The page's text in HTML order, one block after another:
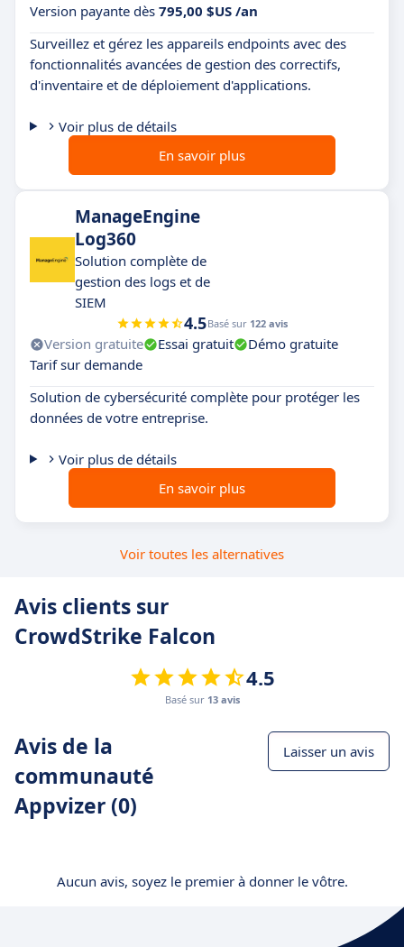
Version payante dès 795,00 $US /an
Surveillez et gérez les appareils endpoints avec des
fonctionnalités avancées de gestion des correctifs,
d'inventaire et de déploiement d'applications.
Voir plus de détails
En savoir plus
ManageEngine
Log360
Solution complète de
gestion des logs et de
SIEM
4.5Basé sur 122 avis
Version gratuite Essai gratuit
Démo gratuite
Tarif sur demande
Solution de cybersécurité complète pour protéger les
données de votre entreprise.
Voir plus de détails
En savoir plus
Voir toutes les alternatives
Avis clients sur
CrowdStrike Falcon
4.5
Basé sur 13 avis
Avis de la
communauté
Appvizer (0)
Laisser un avis
Aucun avis, soyez le premier à donner le vôtre.